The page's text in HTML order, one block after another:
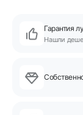
Гарантия
Нашли